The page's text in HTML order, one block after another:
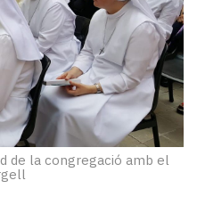
de la congregació amb el